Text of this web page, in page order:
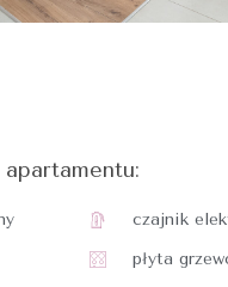
czajnik
płyta